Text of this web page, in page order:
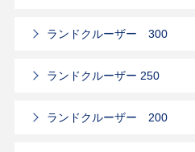
ランドクルーザー 300
ランドクルーザー 250
ランドクルーザー 200